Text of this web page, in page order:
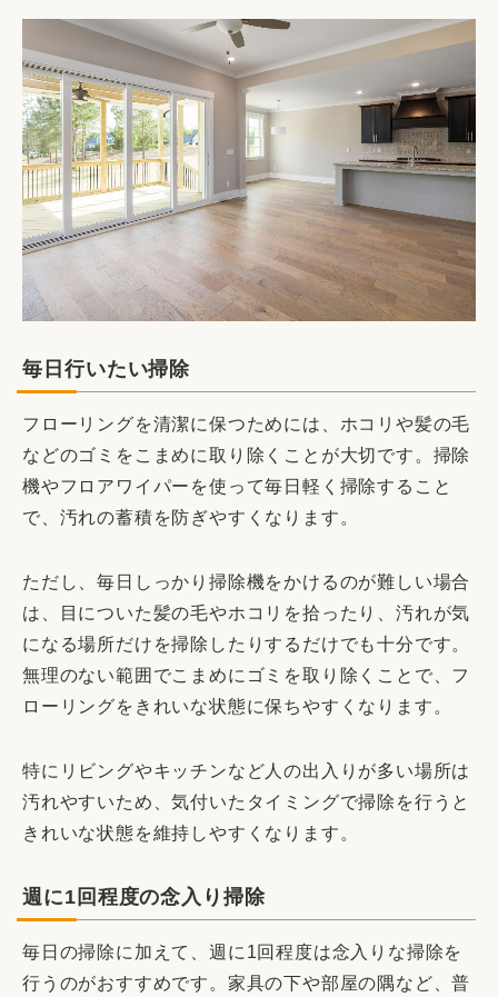
毎日行いたい掃除
フローリングを清潔に保つためには、ホコリや髪の毛
などのゴミをこまめに取り除くことが大切です。掃除
機やフロアワイパーを使って毎日軽く掃除すること
で、汚れの蓄積を防ぎやすくなります。
ただし、毎日しっかり掃除機をかけるのが難しい場合
は、目についた髪の毛やホコリを拾ったり、汚れが気
になる場所だけを掃除したりするだけでも十分です。
無理のない範囲でこまめにゴミを取り除くことで、フ
ローリングをきれいな状態に保ちやすくなります。
特にリビングやキッチンなど人の出入りが多い場所は
汚れやすいため、気付いたタイミングで掃除を行うと
きれいな状態を維持しやすくなります。
週に1回程度の念入り掃除
毎日の掃除に加えて、週に1回程度は念入りな掃除を
行うのがおすすめです。家具の下や部屋の隅など、普